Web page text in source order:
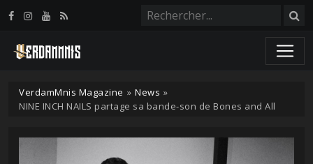
VerdamMnis Magazine » News »
NINE INCH NAILS partage sa bande-son de Bones and All
Panneau de gestion des cookies